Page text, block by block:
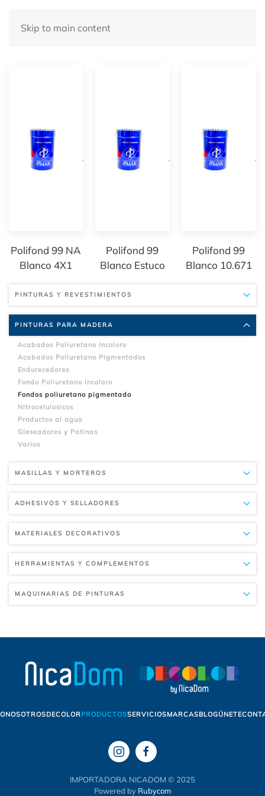
Skip to main content
Polifond 99 NA
Blanco 4X1
Polifond 99
Blanco Estuco
Polifond 99
Blanco 10.671
PINTURAS Y REVESTIMIENTOS
PINTURAS PARA MADERA
Acabados Poliuretano Incoloro
Acabados Poliuretano Pigmentados
Endurecedores
Fondo Poliuretano Incoloro
Fondos poliuretano pigmentado
Nitrocelulosicos
Productos al agua
Gleseadores y Patinas
Varios
MASILLAS Y MORTEROS
ADHESIVOS Y SELLADORES
MATERIALES DECORATIVOS
HERRAMIENTAS Y COMPLEMENTOS
MAQUINARIAS DE PINTURAS
NOSOTROSDECOLORPRODUCTOSSERVICIOSMARCASBLOGÚNETE
IMPORTADORA NICADOM © 2025
Powered by Rubycom